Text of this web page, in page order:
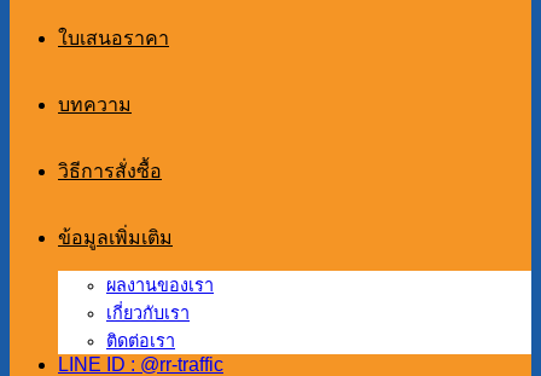
ใบเสนอราคา
บทความ
วิธีการสั่งซื้อ
ข้อมูลเพิ่มเติม
ผลงานของเรา
เกี่ยวกับเรา
ติดต่อเรา
LINE ID : @rr-traffic